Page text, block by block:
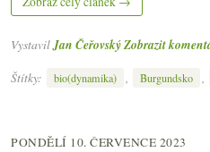
VystavilJan ČeřovskýZobrazit
Štítky:
bio(dynamika) , Burgundsko ,
PONDĚLÍ 10. ČERVENCE 2023